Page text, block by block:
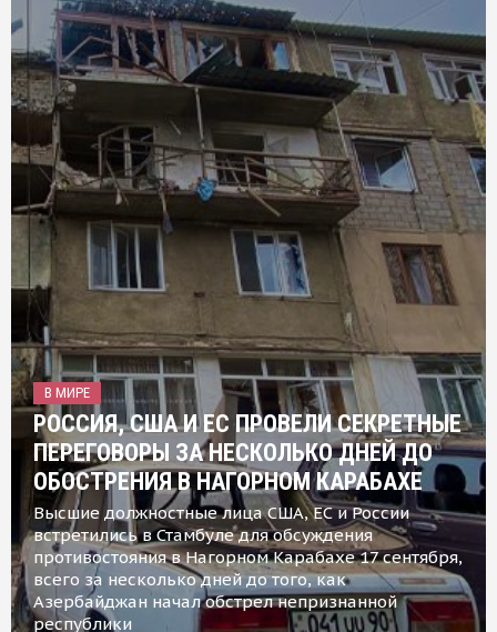
В МИРЕ
РОССИЯ, США И ЕС ПРОВЕЛИ СЕКРЕТНЫЕ
ПЕРЕГОВОРЫ ЗА НЕСКОЛЬКО ДНЕЙ ДО
ОБОСТРЕНИЯ В НАГОРНОМ КАРАБАХЕ
Высшие должностные лица США, ЕС и России
встретились в Стамбуле для обсуждения
противостояния в Нагорном Карабахе 17 сентября,
всего за несколько дней до того, как
Азербайджан начал обстрел непризнанной
республики